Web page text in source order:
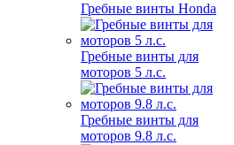
Гребные винты Honda
Гребные винты для
моторов 5 л.с.
Гребные винты для
моторов 9.8 л.с.